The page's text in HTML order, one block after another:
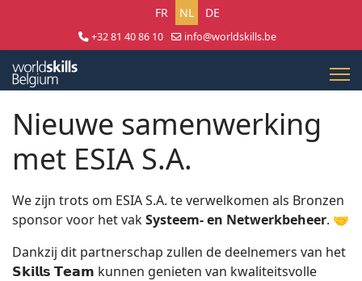
Selecteer uw taal
FR NL DE
+32 81 40 86 10
info@worldskills.be
Nieuwe samenwerking
met ESIA S.A.
We zijn trots om ESIA S.A. te verwelkomen als Bronzen
sponsor voor het vakSysteem- en Netwerkbeheer. 🤝
Dankzij dit partnerschap zullen de deelnemers van het
𝗦𝗸𝗶𝗹𝗹𝘀 𝗧𝗲𝗮𝗺 kunnen genieten van kwaliteitsvolle